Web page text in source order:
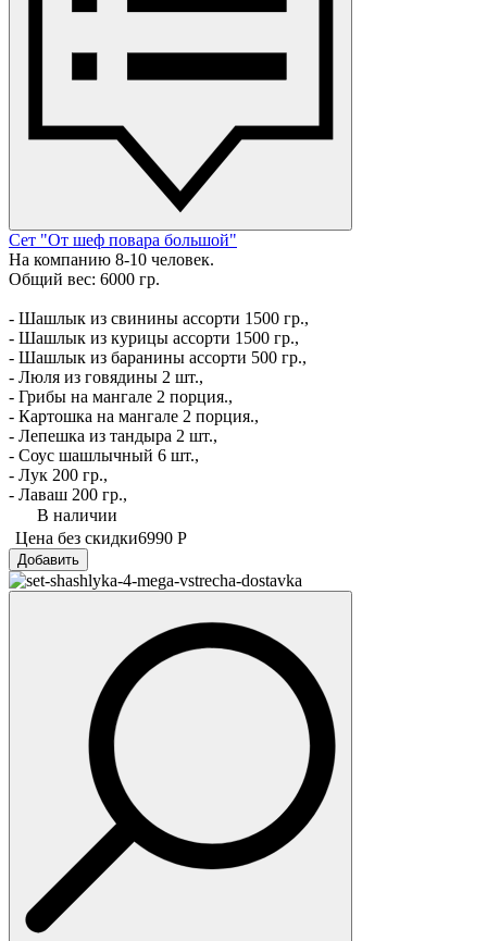
Сет "От шеф повара большой"
На компанию 8-10 человек.
Общий вес: 6000 гр.
- Шашлык из свинины ассорти 1500 гр.,
- Шашлык из курицы ассорти 1500 гр.,
- Шашлык из баранины ассорти 500 гр.,
- Люля из говядины 2 шт.,
- Грибы на мангале 2 порция.,
- Картошка на мангале 2 порция.,
- Лепешка из тандыра 2 шт.,
- Соус шашлычный 6 шт.,
- Лук 200 гр.,
- Лаваш 200 гр.,
В наличии
Цена без скидки6990 Р
Добавить